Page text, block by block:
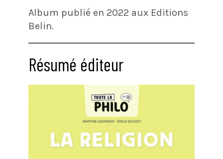
Album publié en 2022 aux Editions
Belin.
Résumé éditeur